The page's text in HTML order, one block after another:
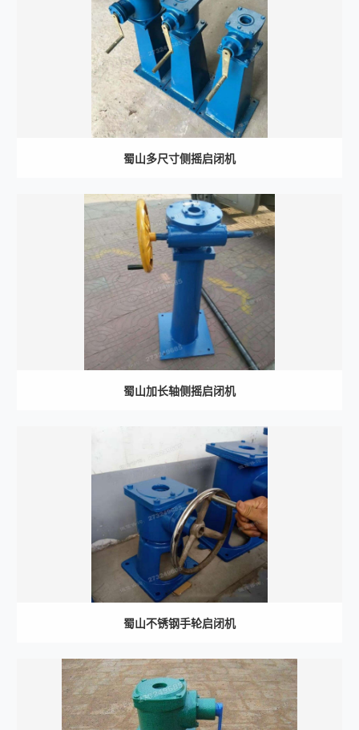
蜀山多尺寸侧摇启闭机
蜀山加长轴侧摇启闭机
蜀山不锈钢手轮启闭机